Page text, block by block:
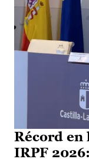
Récord en
IRPF